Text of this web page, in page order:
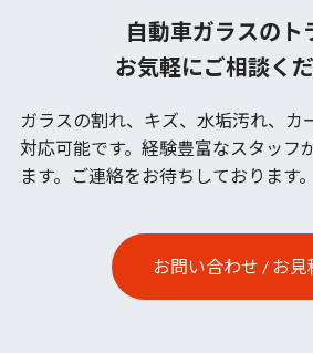
自動車ガラスのト
お気軽にご相談く
ガラスの割れ、キズ、水垢汚れ、カ
対応可能です。 経験豊富なスタッフ
ます。ご連絡をお待ちしております。
お問い合わせ / お見